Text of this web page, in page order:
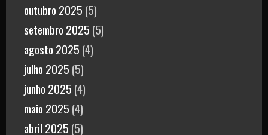
outubro 2025 (5)
setembro 2025 (5)
agosto 2025 (4)
julho 2025 (5)
junho 2025 (4)
maio 2025 (4)
abril 2025 (5)